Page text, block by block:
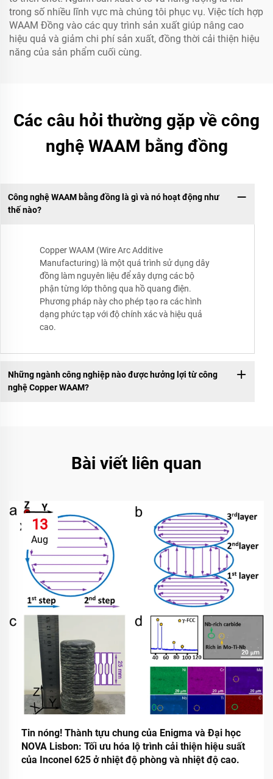
trong số nhiều lĩnh vực mà chúng tôi phục vụ. Việc tích hợp
WAAM Đồng vào các quy trình sản xuất giúp nâng cao
hiệu quả và giảm chi phí sản xuất, đồng thời cải thiện hiệu
năng của sản phẩm cuối cùng.
Các câu hỏi thường gặp về công
nghệ WAAM bằng đồng
Công nghệ WAAM bằng đồng là gì và nó hoạt động như
thế nào?
Copper WAAM (Wire Arc Additive
Manufacturing) là một quá trình sử dụng dây
đồng làm nguyên liệu để xây dựng các bộ
phận từng lớp thông qua hồ quang điện.
Phương pháp này cho phép tạo ra các hình
dạng phức tạp với độ chính xác và hiệu quả
cao.
Những ngành công nghiệp nào được hưởng lợi từ công
nghệ Copper WAAM?
Bài viết liên quan
13
Aug
Tin nóng! Thành tựu chung của Enigma và Đại học
NOVA Lisbon: Tối ưu hóa lộ trình cải thiện hiệu suất
của Inconel 625 ở nhiệt độ phòng và nhiệt độ cao.